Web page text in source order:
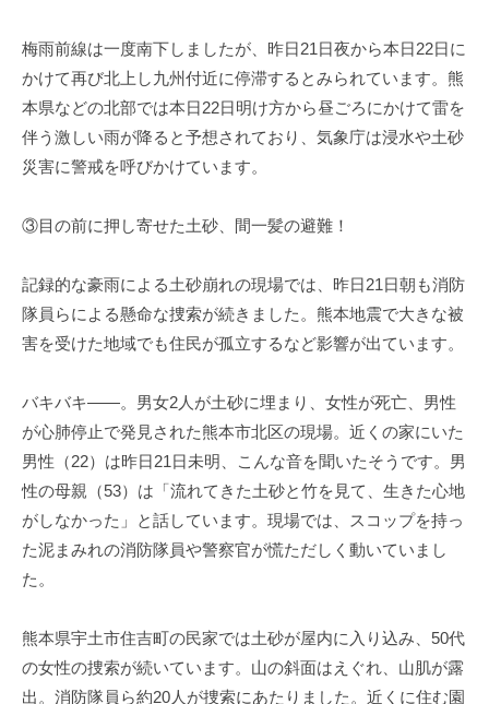
梅雨前線は一度南下しましたが、昨日21日夜から本日22日に
かけて再び北上し九州付近に停滞するとみられています。熊
本県などの北部では本日22日明け方から昼ごろにかけて雷を
伴う激しい雨が降ると予想されており、気象庁は浸水や土砂
災害に警戒を呼びかけています。
③目の前に押し寄せた土砂、間一髪の避難！
記録的な豪雨による土砂崩れの現場では、昨日21日朝も消防
隊員らによる懸命な捜索が続きました。熊本地震で大きな被
害を受けた地域でも住民が孤立するなど影響が出ています。
バキバキ――。男女2人が土砂に埋まり、女性が死亡、男性
が心肺停止で発見された熊本市北区の現場。近くの家にいた
男性（22）は昨日21日未明、こんな音を聞いたそうです。男
性の母親（53）は「流れてきた土砂と竹を見て、生きた心地
がしなかった」と話しています。現場では、スコップを持っ
た泥まみれの消防隊員や警察官が慌ただしく動いていまし
た。
熊本県宇土市住吉町の民家では土砂が屋内に入り込み、50代
の女性の捜索が続いています。山の斜面はえぐれ、山肌が露
出。消防隊員ら約20人が捜索にあたりました。近くに住む園